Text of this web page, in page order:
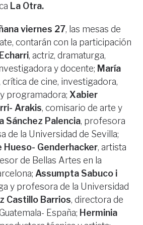
La Otra.
viernes 27, las mesas de
contarán con la participación
, actriz, dramaturga,
y docente; María
crítica de cine, investigadora,
programadora; Xabier
Arakis, comisario de arte y
Sánchez Palencia, profesora
de la Universidad de Sevilla;
Hueso- Genderhacker, artista
de Bellas Artes en la
Assumpta Sabuco i
y profesora de la Universidad
Castillo Barrios, directora de
España; Herminia